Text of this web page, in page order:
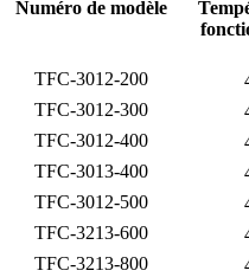
Numéro de modèle
TFC-3012-200
TFC-3012-300
TFC-3012-400
TFC-3013-400
TFC-3012-500
TFC-3213-600
TFC-3213-800